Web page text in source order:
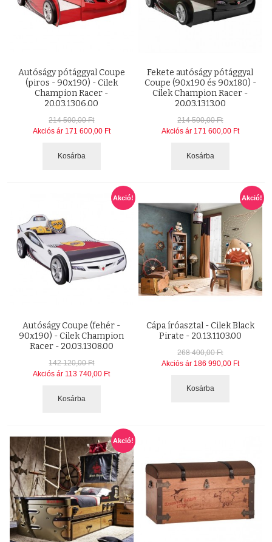
Autóságy pótággyal Coupe
(piros - 90x190) - Cilek
Champion Racer -
20.03.1306.00
214 500,00 Ft
Akciós ár 171 600,00 Ft
Kosárba
Fekete autóságy pótággyal
Coupe (90x190 és 90x180) -
Cilek Champion Racer -
20.03.1313.00
214 500,00 Ft
Akciós ár 171 600,00 Ft
Kosárba
Akció!
Autóságy Coupe (fehér -
90x190) - Cilek Champion
Racer - 20.03.1308.00
142 120,00 Ft
Akciós ár 113 740,00 Ft
Kosárba
Akció!
Cápa íróasztal - Cilek Black
Pirate - 20.13.1103.00
268 400,00 Ft
Akciós ár 186 990,00 Ft
Kosárba
Akció!